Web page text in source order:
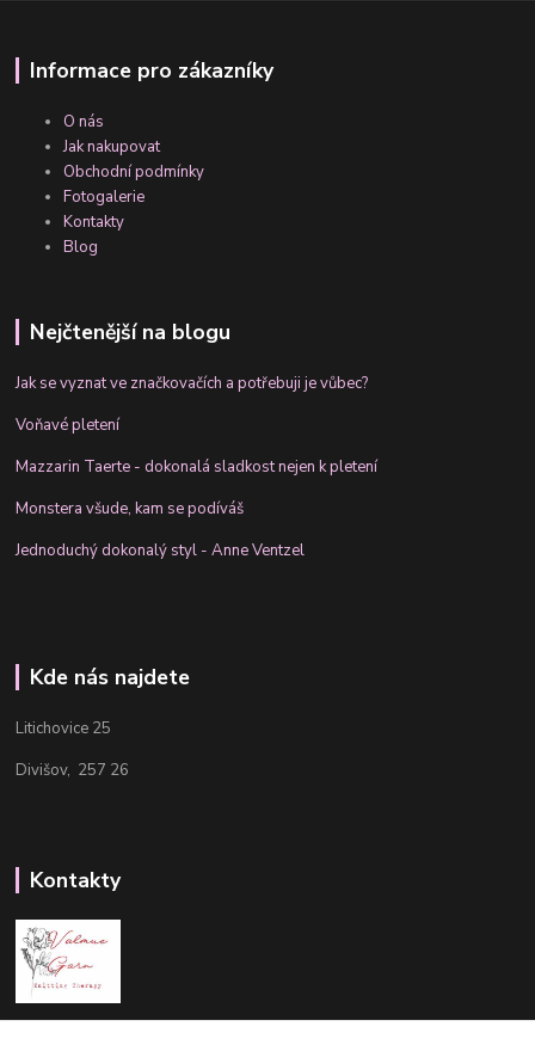
Informace pro zákazníky
O nás
Jak nakupovat
Obchodní podmínky
Fotogalerie
Kontakty
Blog
Nejčtenější na blogu
Jak se vyznat ve značkovačích a potřebuji je vůbec?
Voňavé pletení
Mazzarin Taerte - dokonalá sladkost nejen k pletení
Monstera všude, kam se podíváš
Jednoduchý dokonalý styl - Anne Ventzel
Kde nás najdete
Litichovice 25
Divišov, 257 26
Kontakty
Aneta